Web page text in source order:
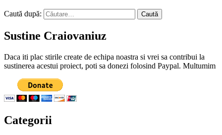
Caută după:
Sustine Craiovaniuz
Daca iti plac stirile create de echipa noastra si vrei sa contribui la
sustinerea acestui proiect, poti sa donezi folosind Paypal. Multumim
Categorii